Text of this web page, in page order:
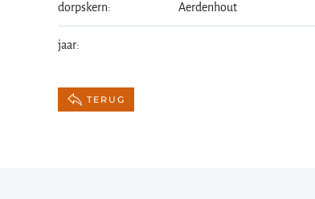
dorpskern: Aerdenhout
jaar:
TERUG